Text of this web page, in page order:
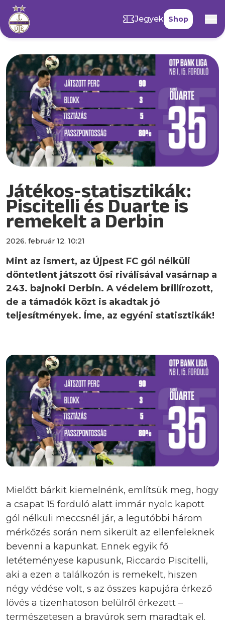
Jegyek Shop
Játékos-statisztikák:
Piscitelli és Duarte is
remekelt a Derbin
2026. február 12. 10:21
Mint az ismert, az Újpest FC gól nélküli
döntetlent játszott ősi riválisával vasárnap a
243. bajnoki Derbin. A védelem brillírozott,
de a támadók közt is akadtak jó
teljesítmények. Íme, az egyéni statisztikák!
Mielőtt bárkit kiemelnénk, említsük meg, hogy
a csapat 15 forduló alatt immár nyolc kapott
gól nélküli meccsnél jár, a legutóbbi három
mérkőzés során nem sikerült az ellenfeleknek
bevenni a kapunkat. Ennek egyik fő
letéteményese kapusunk, Riccardo Piscitelli,
aki a ezen a találkozón is remekelt, hiszen
négy védése volt, s az összes kapujára érkező
lövés a tizenhatoson belülről érkezett –
természetesen a bravúrok sem maradtak el.